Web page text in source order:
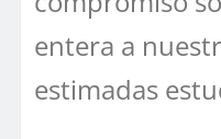
entera a
estimadas